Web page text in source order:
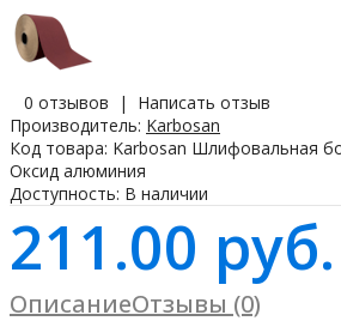
0 отзывов | Написать отзыв
Производитель: Karbosan
Код товара: Karbosan Шлифовальная
Оксид алюминия
Доступность: В наличии
211.00 руб.
ОписаниеОтзывы (0)